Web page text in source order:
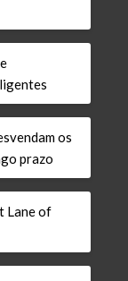
os
prazo
Lane of